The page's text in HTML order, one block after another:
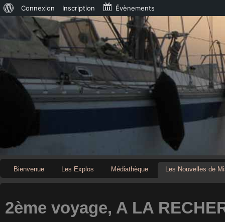
Bienvenue Les Explos Médiathèque Les Nouvelles de
2ème voyage, A LA
propos
de
WordPress
Connexion Inscription Évènements